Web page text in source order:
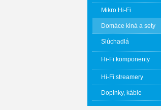
Mikro Hi-Fi
Domáce kiná a sety
Slúchadlá
Hi-Fi komponenty
Hi-Fi streamery
Doplnky, káble